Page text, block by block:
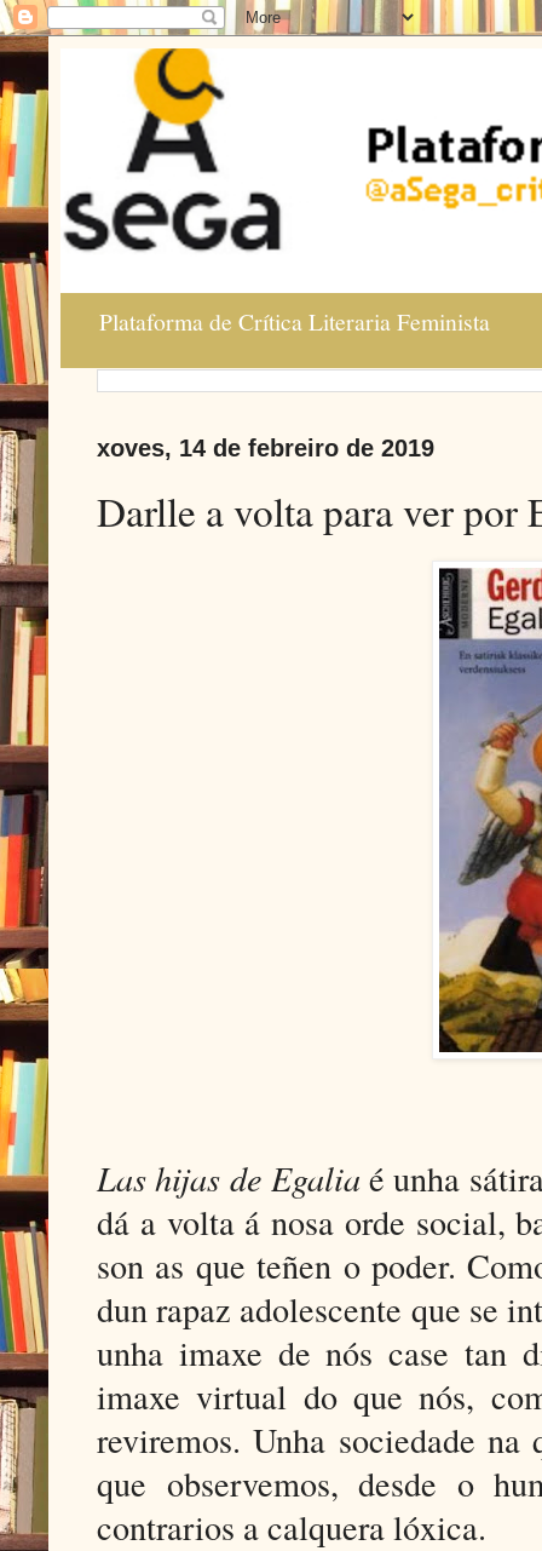
Plataforma de Crítica Literaria Feminista
xoves, 14 de febreiro de 2019
Darlle a volta para ver por
Las hijas de Egalia é unha
dá a volta á nosa orde social,
son as que teñen o poder.
dun rapaz adolescente que se
unha imaxe de nós case tan
imaxe virtual do que nós,
reviremos. Unha sociedade
que observemos, desde o
contrarios a calquera lóxica.